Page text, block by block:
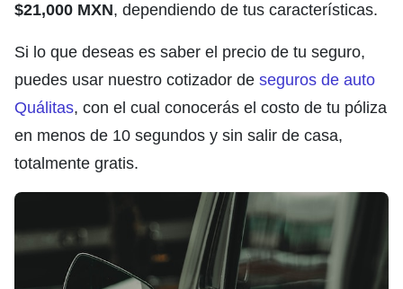
$21,000 MXN, dependiendo de tus características.
Si lo que deseas es saber el precio de tu seguro,
puedes usar nuestro cotizador de seguros de auto
Quálitas, con el cual conocerás el costo de tu póliza
en menos de 10 segundos y sin salir de casa,
totalmente gratis.